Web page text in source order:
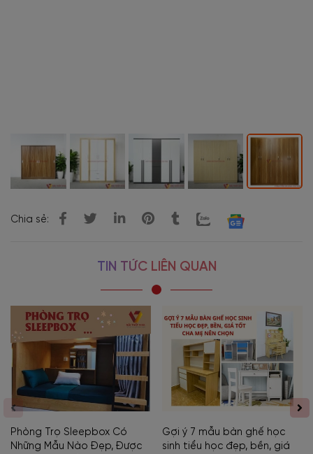
Chia sẻ:
TIN TỨC LIÊN QUAN
Phòng Trọ Sleepbox Có
Những Mẫu Nào Đẹp, Được
Gợi ý 7 mẫu bàn ghế học
sinh tiểu học đẹp, bền, giá